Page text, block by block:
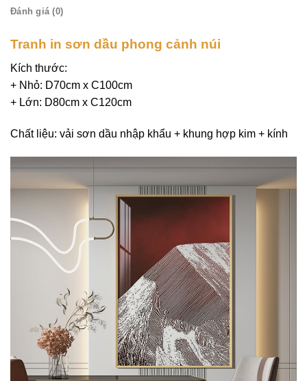
Đánh giá (0)
Tranh in sơn dầu phong cảnh núi
Kích thước:
+ Nhỏ: D70cm x C100cm
+ Lớn: D80cm x C120cm
Chất liệu: vải sơn dầu nhập khẩu + khung hợp kim + kính